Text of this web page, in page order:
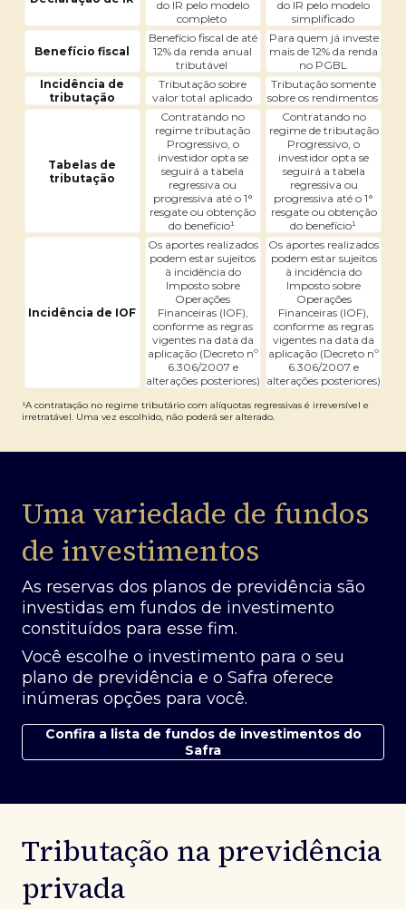
do IR pelo modelo
completo
do IR pelo modelo
simplificado
Benefício fiscal
Benefício fiscal de até
12% da renda anual
tributável
Para quem já investe
mais de 12% da renda
no PGBL
Incidência de
tributação
Tributação sobre
valor total aplicado
Tributação somente
sobre os rendimentos
Tabelas de
tributação
Contratando no
regime tributação
Progressivo, o
investidor opta se
seguirá a tabela
regressiva ou
progressiva até o 1°
resgate ou obtenção
do benefício¹
Contratando no
regime de tributação
Progressivo, o
investidor opta se
seguirá a tabela
regressiva ou
progressiva até o 1°
resgate ou obtenção
do benefício¹
Incidência de IOF
Os aportes realizados
podem estar sujeitos
à incidência do
Imposto sobre
Operações
Financeiras (IOF),
conforme as regras
vigentes na data da
aplicação (Decreto nº
6.306/2007 e
alterações posteriores)
Os aportes realizados
podem estar sujeitos
à incidência do
Imposto sobre
Operações
Financeiras (IOF),
conforme as regras
vigentes na data da
aplicação (Decreto nº
6.306/2007 e
alterações posteriores)
¹A contratação no regime tributário com alíquotas regressivas é irreversível e
irretratável. Uma vez escolhido, não poderá ser alterado.
Uma variedade de fundos
de investimentos
As reservas dos planos de previdência são
investidas em fundos de investimento
constituídos para esse fim.
Você escolhe o investimento para o seu
plano de previdência e o Safra oferece
inúmeras opções para você.
Confira a lista de fundos de investimentos do
Safra
Tributação na previdência
privada